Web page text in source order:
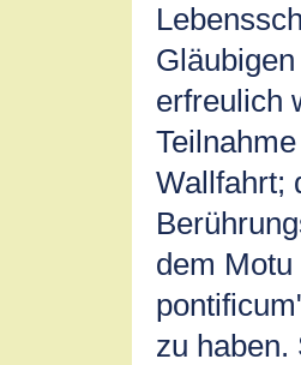
erfreulich
Wallfahrt;
dem
zu haben.